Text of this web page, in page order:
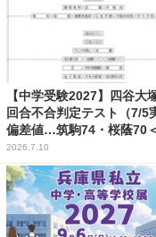
【中学受験2027】四谷大
回合不合判定テスト（7/5
偏差値…筑駒74・桜蔭70
2026.7.10